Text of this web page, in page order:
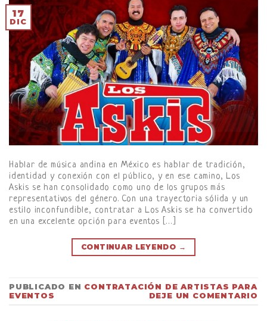
17
DIC
Hablar de música andina en México es hablar de tradición,
identidad y conexión con el público, y en ese camino, Los
Askis se han consolidado como uno de los grupos más
representativos del género. Con una trayectoria sólida y un
estilo inconfundible, contratar a Los Askis se ha convertido
en una excelente opción para eventos […]
CONTINUAR LEYENDO →
PUBLICADO EN CONTRATACIÓN DE ARTISTAS PARA
EVENTOS
DEJE UN COMENTARIO